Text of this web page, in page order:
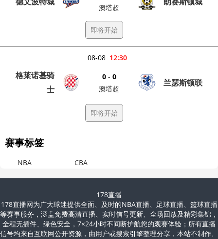
澳塔超
即将开始
12:30
08-08
格莱诺基骑
士
0 - 0
澳塔超
兰瑟斯顿联
即将开始
赛事标签
NBA CBA
178直播
178直播网为广大球迷提供全面、及时的NBA直播、足球直播、篮球直播
等赛事服务，涵盖免费高清直播、实时信号更新、全场回放及精彩集锦，
全程无插件、绿色安全，7×24小时不间断护航您的观赛体验；所有直播
信号均来自互联网公开资源，由用户或搜索引擎整理分享，本站不制作、